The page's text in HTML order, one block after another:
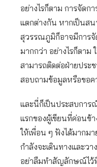
อย่างไรก็ตาม การจัด
แตกต่างกัน หากเป็นส
สุวรรณภูมิก็อาจมีการ
มากกว่า อย่างไรก็ตา
สามารถติดต่อฝ่ายปร
สอบถามข้อมูลหรือขอค
และนี่ก็เป็นประสบการ
แรกของผู้เขียนที่ค่อนข้
ให้เพื่อน ๆ ฟังได้มากม
กำลังจะเดินทางและวา
อย่าลืมทำสัญลักษณ์ไว้ที่